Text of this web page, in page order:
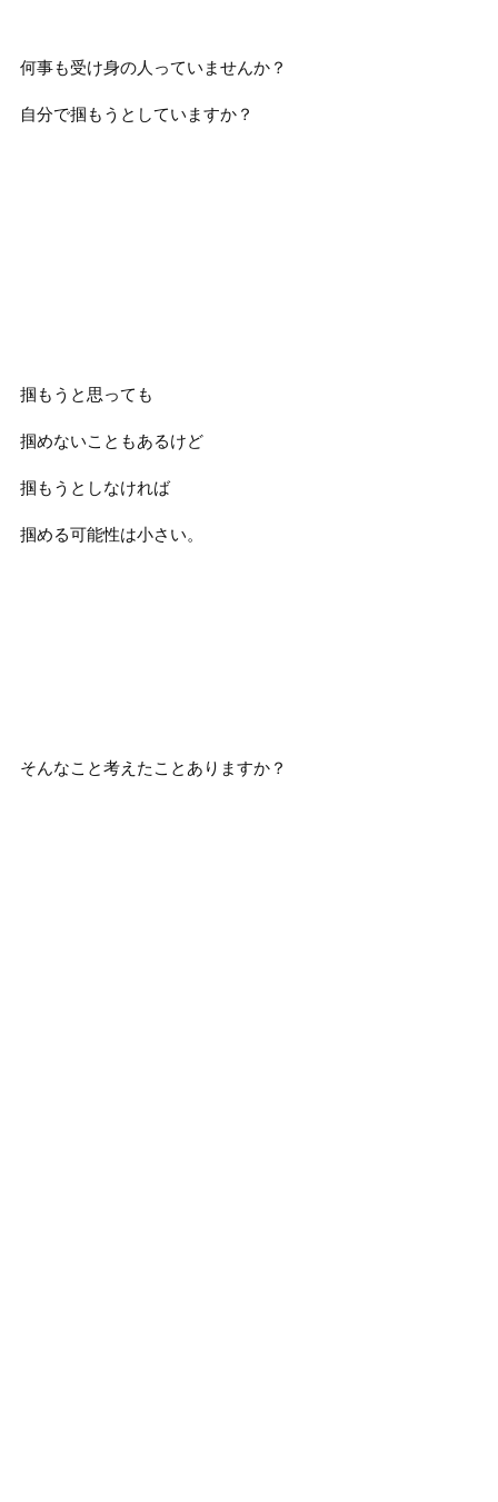
何事も受け身の人っていませんか？
自分で掴もうとしていますか？
掴もうと思っても
掴めないこともあるけど
掴もうとしなければ
掴める可能性は小さい。
そんなこと考えたことありますか？